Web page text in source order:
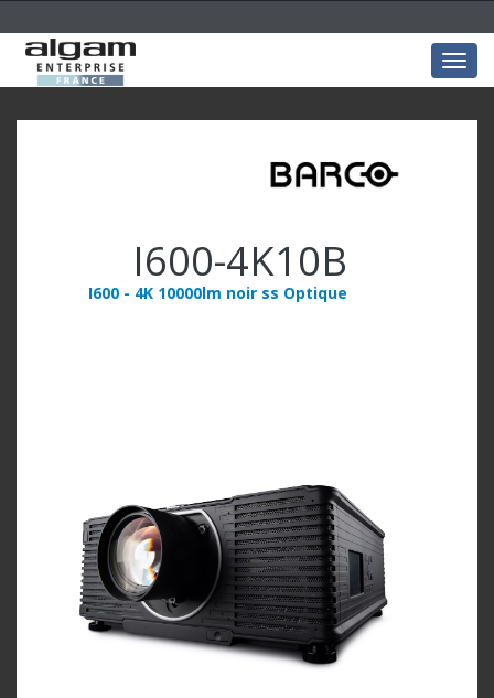
I600-4K10B
I600 - 4K 10000lm noir ss Optique